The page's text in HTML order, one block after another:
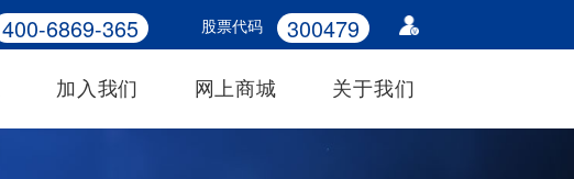
400-6869-365 股票代码 300479
加入我们 网上商城 关于我们